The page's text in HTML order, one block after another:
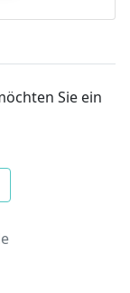
Sie ein